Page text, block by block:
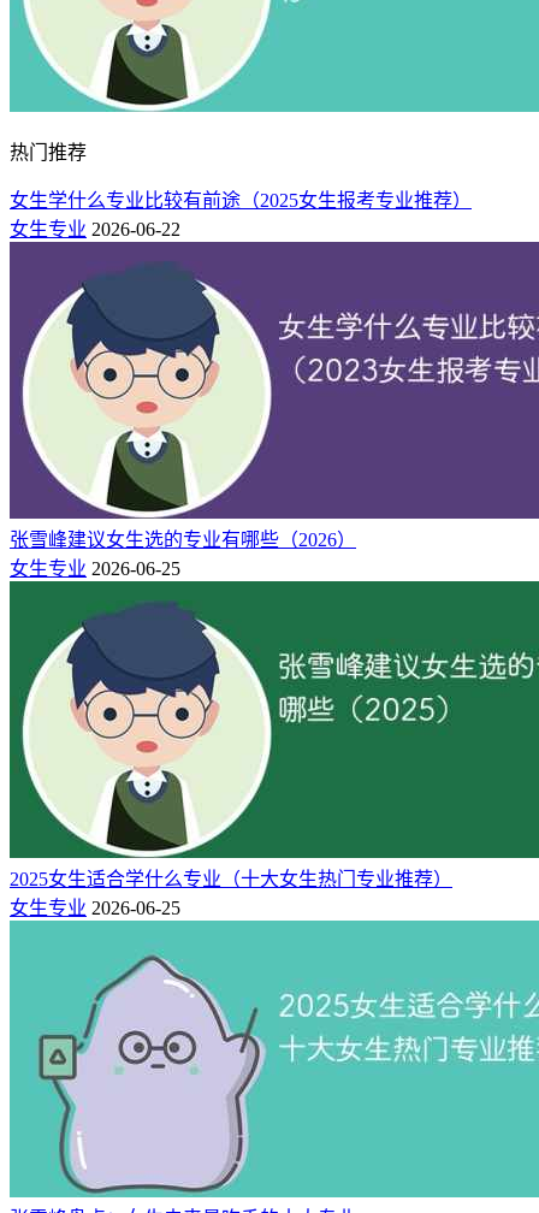
各地计量院、市场监管质检所、海关检测中心，事业编制岗
位，朝九晚五，福利齐全，工作强度低、假期完整，对比临
床、法律考公难度更低。
2、仪器企业技术支持、设备售后、技术型销售
入职岛津、海克斯康、聚光科技等国内外仪器龙头，负责设备
调试、技术对接。不用久坐办公室，沟通能力强、心思细腻的
女生格外受欢迎，综合收入可观。
（二）研究生毕业：高薪天花板，三大黄金朝阳赛
业内公认“本科就业面有限，读研后薪资与岗位质量翻倍”，硕
士发展上限远超很多热门专业：
1、半导体芯片行业（薪资第一梯队）
入职德州仪器、中芯国际、长江存储、北方华创等企业，负责
晶圆检测、光刻机测控、芯片精密测试，国家重点扶持产业，
硕士应届生年薪普遍25-50万，办公环境洁净高端。
进入迈瑞医疗、联影医疗、GE医疗，研发CT、核磁、手术机
器人、诊断仪器。行业抗周期、需求稳定，不用像临床医生直
面高强度诊疗，资深研发年薪30万以上。
3、航空航天、军工央企（福利完善，稳定性拉满）
航天科技、航天科工、中电科等单位，研发惯性导航、航天传
感器、精密测控设备，国企编制、各类补贴齐全，几乎不存在
失业风险。
三、2026高考志愿填报：550-680分择校
仪器专业高度看重院校行业背景，相同分数优先选行业特色院
校，资源优于普通综合类大学。
热门推荐
女生学什么专业比较有前途（2025女生报考专业推荐）
女生专业 2026-06-22
张雪峰建议女生选的专业有哪些（2026）
女生专业 2026-06-25
2025女生适合学什么专业（十大女生热门专业推荐）
女生专业 2026-06-25